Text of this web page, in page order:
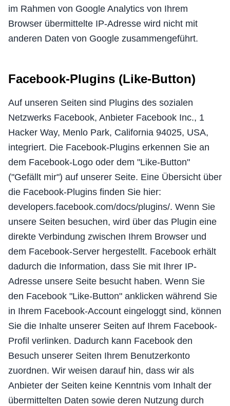
im Rahmen von Google Analytics von Ihrem
Browser übermittelte IP-Adresse wird nicht mit
anderen Daten von Google zusammengeführt.
Facebook-Plugins (Like-Button)
Auf unseren Seiten sind Plugins des sozialen
Netzwerks Facebook, Anbieter Facebook Inc., 1
Hacker Way, Menlo Park, California 94025, USA,
integriert. Die Facebook-Plugins erkennen Sie an
dem Facebook-Logo oder dem "Like-Button"
("Gefällt mir") auf unserer Seite. Eine Übersicht über
die Facebook-Plugins finden Sie hier:
developers.facebook.com/docs/plugins/. Wenn Sie
unsere Seiten besuchen, wird über das Plugin eine
direkte Verbindung zwischen Ihrem Browser und
dem Facebook-Server hergestellt. Facebook erhält
dadurch die Information, dass Sie mit Ihrer IP-
Adresse unsere Seite besucht haben. Wenn Sie
den Facebook "Like-Button" anklicken während Sie
in Ihrem Facebook-Account eingeloggt sind, können
Sie die Inhalte unserer Seiten auf Ihrem Facebook-
Profil verlinken. Dadurch kann Facebook den
Besuch unserer Seiten Ihrem Benutzerkonto
zuordnen. Wir weisen darauf hin, dass wir als
Anbieter der Seiten keine Kenntnis vom Inhalt der
übermittelten Daten sowie deren Nutzung durch